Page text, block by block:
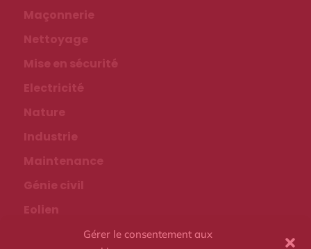
Gérer le consentement aux
Maçonnerie
Nettoyage
Mise en sécurité
Electricité
Nature
Industrie
Maintenance
Génie civil
Eolien
Evenementiel